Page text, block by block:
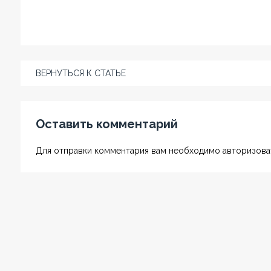
ВЕРНУТЬСЯ К СТАТЬЕ
Оставить комментарий
Для отправки комментария вам необходимо